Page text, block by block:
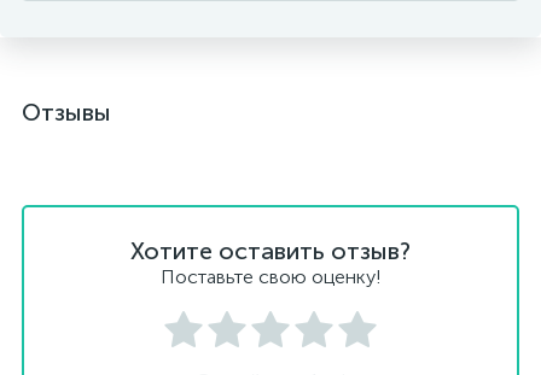
Отзывы
Хотите оставить отзыв?
Поставьте свою оценку!